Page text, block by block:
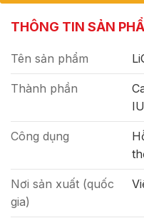
THÔNG TIN SẢN
Tên sản phẩm
Thành phần
IU
Công dụng
Nơi sản xuất (quốc
gia)